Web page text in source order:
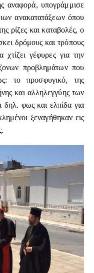
αναφορά, υπογράμμισε
ανακατατάξεων όπου
ρίζες και καταβολές, ο
δρόμους και τρόπους
χτίζει γέφυρες για την
προβλημάτων που
το προσφυγικό, της
και αλληλεγγύης των
δηλ. φως και ελπίδα για
ξεναγήθηκαν εις